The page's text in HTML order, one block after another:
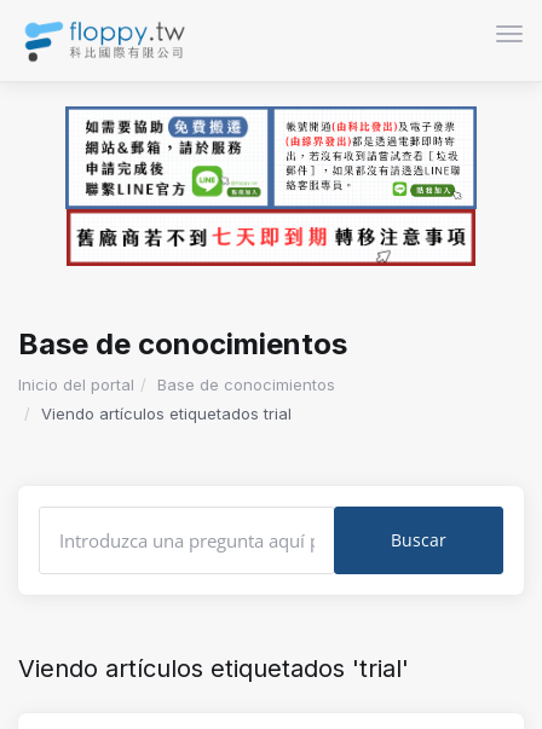
Base de conocimientos
Inicio del portal
Base de conocimientos
Viendo artículos etiquetados trial
Viendo artículos etiquetados 'trial'